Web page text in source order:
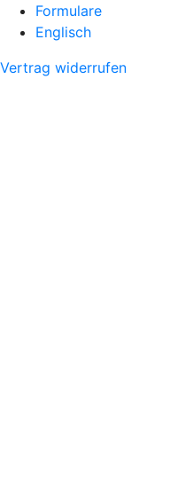
Formulare
Englisch
Vertrag widerrufen